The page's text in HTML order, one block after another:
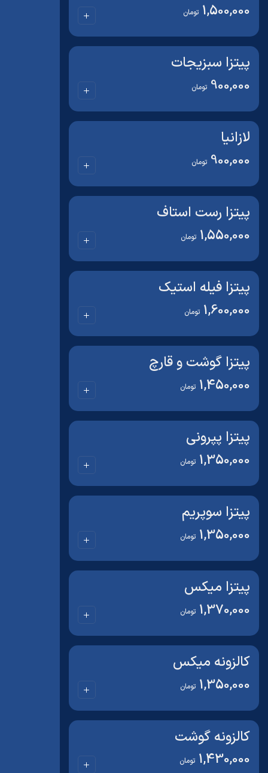
1,500,000 تومان
پیتزا سبزیجات
900,000 تومان
لازانیا
900,000 تومان
پیتزا رست استاف
1,550,000 تومان
پیتزا فیله استیک
1,600,000 تومان
پیتزا گوشت و قارچ
1,450,000 تومان
پیتزا پپرونی
1,350,000 تومان
پیتزا سوپریم
1,350,000 تومان
پیتزا میکس
1,370,000 تومان
کالزونه میکس
1,350,000 تومان
کالزونه گوشت
1,430,000 تومان